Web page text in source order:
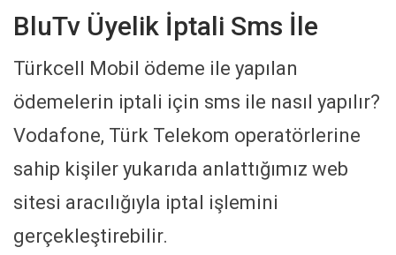
BluTv Üyelik İptali Sms İle
Türkcell Mobil ödeme ile yapılan
ödemelerin iptali için sms ile nasıl yapılır?
Vodafone, Türk Telekom operatörlerine
sahip kişiler yukarıda anlattığımız web
sitesi aracılığıyla iptal işlemini
gerçekleştirebilir.